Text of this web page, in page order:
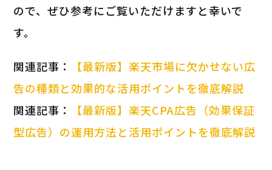
ので、ぜひ参考にご覧いただけますと幸いで
す。
関連記事：
【最新版】楽天市場に欠かせない広
告の種類と効果的な活用ポイントを徹底解説
関連記事：
【最新版】楽天CPA広告（効果保証
型広告）の運用方法と活用ポイントを徹底解説